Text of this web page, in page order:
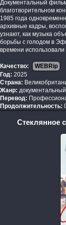
Документальный
благотворительном
1985 года
архивные кадры,
узнают, как музыка
борьбы с голодом в
времени
Качество:
WEBRip
Год: 2025
Страна:
Жанр:
Перевод:
Продолжительность:
Стеклянное